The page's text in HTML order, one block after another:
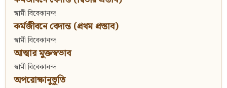
স্বামী বিবেকানন্দ
কর্মজীবনে বেদান্ত (প্রথম প্রস্তাব)
স্বামী বিবেকানন্দ
আত্মার মুক্তস্বভাব
স্বামী বিবেকানন্দ
অপরোক্ষানুভূতি